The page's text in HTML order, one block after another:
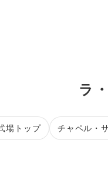
ラ
場トップ チャペル・